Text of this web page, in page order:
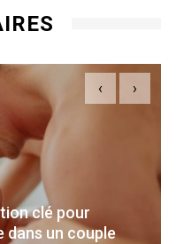
clé pour
dans un couple
‹ ›